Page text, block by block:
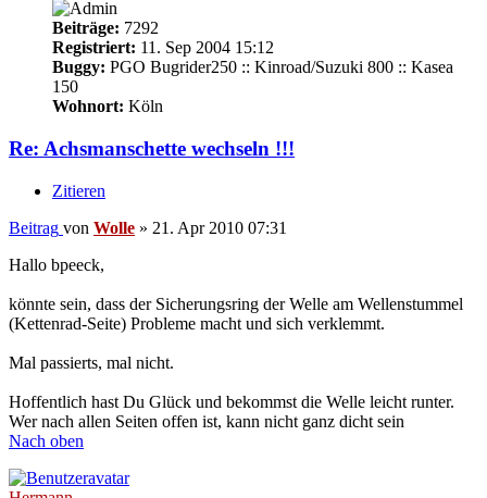
Beiträge: 7292
Registriert: 11. Sep 2004 15:12
Buggy: PGO Bugrider250 :: Kinroad/Suzuki 800 :: Kasea
150
Wohnort: Köln
Re: Achsmanschette wechseln !!!
Zitieren
Beitrag von Wolle » 21. Apr 2010 07:31
Hallo bpeeck,
könnte sein, dass der Sicherungsring der Welle am Wellenstummel
(Kettenrad-Seite) Probleme macht und sich verklemmt.
Mal passierts, mal nicht.
Hoffentlich hast Du Glück und bekommst die Welle leicht runter.
Wer nach allen Seiten offen ist, kann nicht ganz dicht sein
Nach oben